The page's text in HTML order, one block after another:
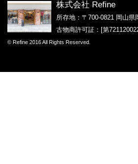
株式会社 Refine
所存地：〒700-0821 岡山
古物商許可証：[第
© Refine 2016 All Rights Reserved.